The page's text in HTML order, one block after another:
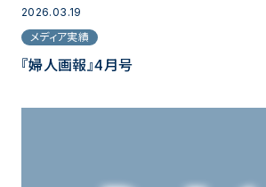
2026.03.19
メディア実績
『婦人画報』4月号